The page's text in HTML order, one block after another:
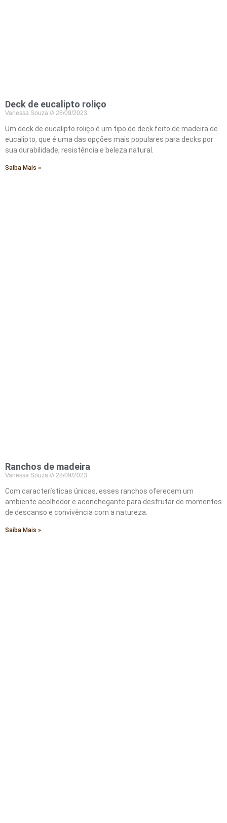
Deck de eucalipto roliço
Vanessa Souza 28/09/2023
Um deck de eucalipto roliço é um tipo de deck feito de madeira de
eucalipto, que é uma das opções mais populares para decks por
sua durabilidade, resistência e beleza natural.
Saiba Mais »
Ranchos de madeira
Vanessa Souza 28/09/2023
Com características únicas, esses ranchos oferecem um
ambiente acolhedor e aconchegante para desfrutar de momentos
de descanso e convivência com a natureza.
Saiba Mais »